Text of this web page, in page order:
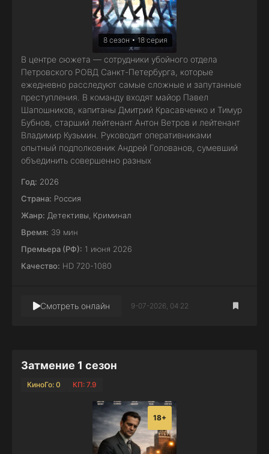
8 сезон • 18 серия
В центре сюжета — сотрудники убойного отдела
Петровского РОВД Санкт-Петербурга, которые
ежедневно расследуют самые сложные и запутанные
преступления. В команду входят майор Павел
Шапошников, капитаны Дмитрий Красавченко и Тимур
Бубнов, старший лейтенант Антон Ветров и лейтенант
Владимир Кузьмин. Руководит оперативниками
опытный подполковник Андрей Голованов, сумевший
объединить совершенно разных
Год: 2026
Страна: Россия
Жанр: Детективы Криминал
Время: 39 мин
Премьера (РФ): 1 июня 2026
Качество: HD 720-1080
Смотреть онлайн 9-07-2026, 04:22
Затмение 1 сезон
КиноГо: 0 КП: 7.9
18+